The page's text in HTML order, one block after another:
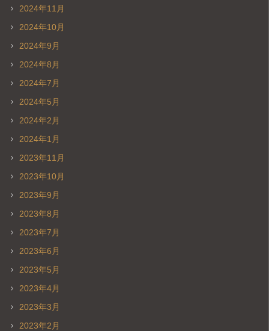
2024年11月
2024年10月
2024年9月
2024年8月
2024年7月
2024年5月
2024年2月
2024年1月
2023年11月
2023年10月
2023年9月
2023年8月
2023年7月
2023年6月
2023年5月
2023年4月
2023年3月
2023年2月